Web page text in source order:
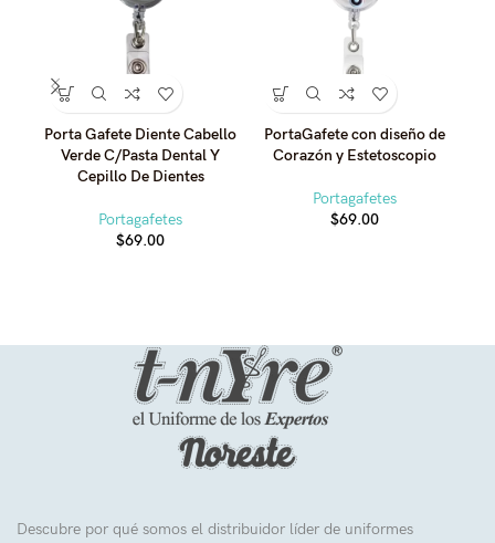
Porta Gafete Diente Cabello
Verde C/Pasta Dental Y
Cepillo De Dientes
Portagafetes
$69.00
PortaGafete con diseño de
Corazón y Estetoscopio
Portagafetes
$69.00
Descubre por qué somos el distribuidor líder de uniformes